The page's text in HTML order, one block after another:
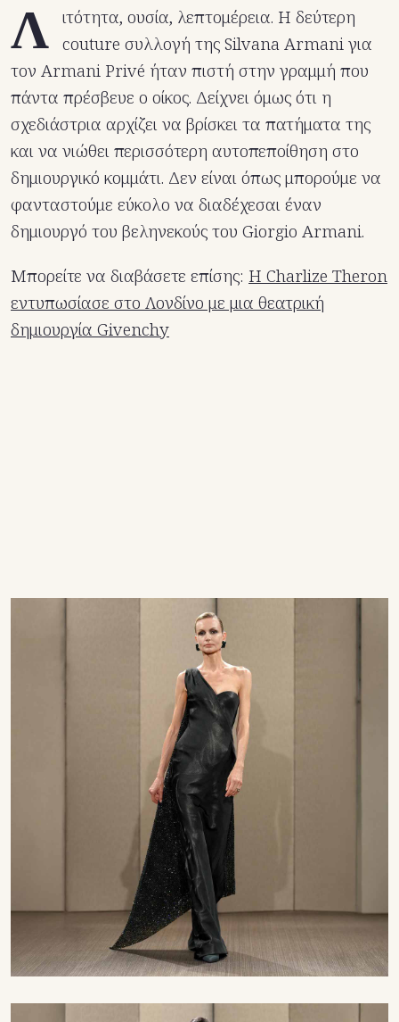
Λ ιτότητα, ουσία, λεπτομέρεια. H δεύτερη
couture συλλογή της Silvana Armani για
τον Armani Privé ήταν πιστή στην γραμμή που
πάντα πρέσβευε ο οίκος. Δείχνει όμως ότι η
σχεδιάστρια αρχίζει να βρίσκει τα πατήματα της
και να νιώθει περισσότερη αυτοπεποίθηση στο
δημιουργικό κομμάτι. Δεν είναι όπως μπορούμε να
φανταστούμε εύκολο να διαδέχεσαι έναν
δημιουργό του βεληνεκούς του Giorgio Armani.
Μπορείτε να διαβάσετε επίσης: Η Charlize Theron
εντυπωσίασε στο Λονδίνο με μια θεατρική
δημιουργία Givenchy